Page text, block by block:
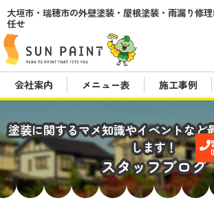
大垣市・瑞穂市の外壁塗装・屋根塗装・雨漏り修
任せ
会社案内 メニュー表 施工事例
塗装に関するマメ知識やイベントなど
します！
スタッフブログ